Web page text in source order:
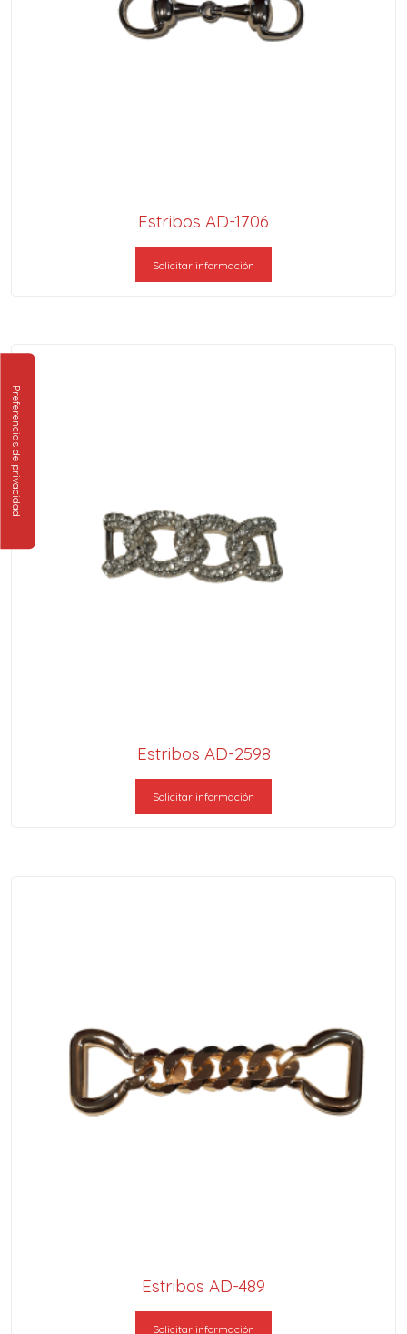
Estribos AD-1706
Solicitar información
Estribos AD-2598
Solicitar información
Estribos AD-489
Solicitar información